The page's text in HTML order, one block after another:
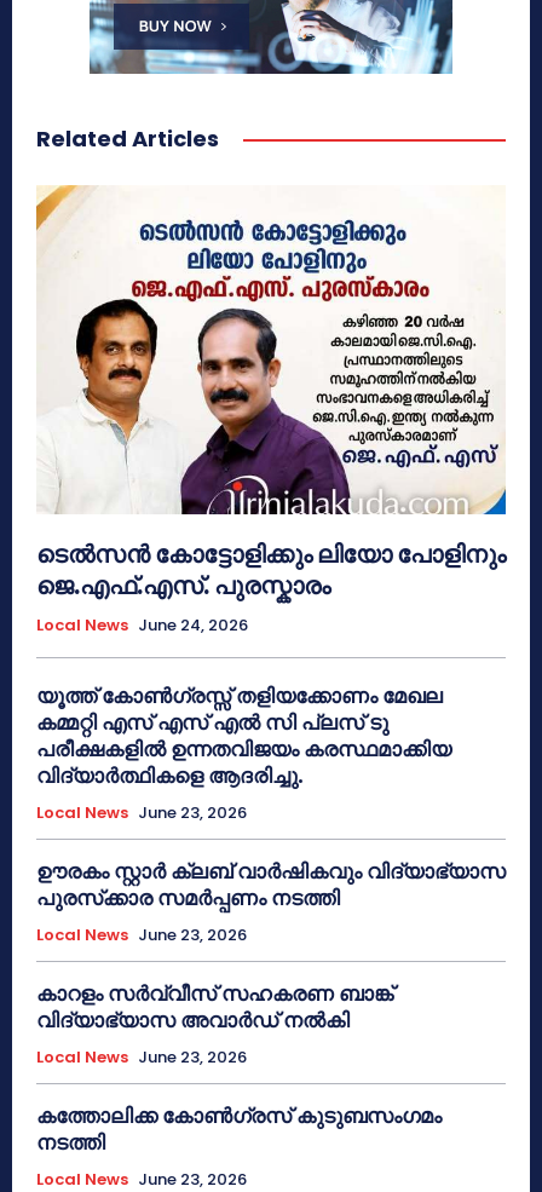
Related Articles
ടെൽസൻ കോട്ടോളിക്കും ലിയോ പോളിനും
ജെ.എഫ്.എസ്. പുരസ്കാരം
Local News June 24, 2026
യൂത്ത് കോൺഗ്രസ്സ് തളിയക്കോണം മേഖല
കമ്മറ്റി എസ് എസ് എൽ സി പ്ലസ് ടു
പരീക്ഷകളിൽ ഉന്നതവിജയം കരസ്ഥമാക്കിയ
വിദ്യാർത്ഥികളെ ആദരിച്ചു.
Local News June 23, 2026
ഊരകം സ്റ്റാർ ക്ലബ് വാർഷികവും വിദ്യാഭ്യാസ
പുരസ്‌ക്കാര സമർപ്പണം നടത്തി
Local News June 23, 2026
കാറളം സർവ്വീസ് സഹകരണ ബാങ്ക്
വിദ്യാഭ്യാസ അവാർഡ് നൽകി
Local News June 23, 2026
കത്തോലിക്ക കോൺഗ്രസ് കുടുബസംഗമം
നടത്തി
Local News June 23, 2026